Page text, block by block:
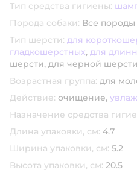
Тип средства гигиены:
Порода собаки: Все породы
Тип шерсти: для
гладкошерстных, для
шерсти, для черной шерсти
Возрастная группа: для
Действие: очищение,
Назначение средства
Длина упаковки, см: 4.7
Ширина упаковки, см: 5.2
Высота упаковки, см: 20.5